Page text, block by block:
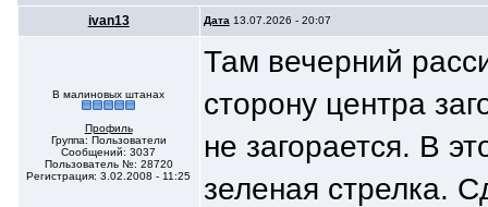
ivan13 Дата 13.07.2026 - 20:07
В малиновых штанах
Профиль
Группа: Пользователи
Сообщений: 3037
Пользователь №: 28720
Регистрация: 3.02.2008 - 11:25
Там вечерний
сторону центра
не загорается. В
зеленая стрелка.